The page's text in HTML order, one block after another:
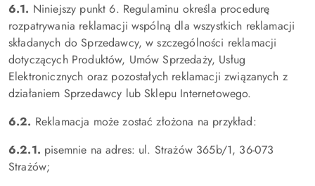
6.1. Niniejszy punkt 6. Regulaminu określa procedurę
rozpatrywania reklamacji wspólną dla wszystkich reklamacji
składanych do Sprzedawcy, w szczególności reklamacji
dotyczących Produktów, Umów Sprzedaży, Usług
Elektronicznych oraz pozostałych reklamacji związanych z
działaniem Sprzedawcy lub Sklepu Internetowego.
6.2. Reklamacja może zostać złożona na przykład:
6.2.1. pisemnie na adres: ul. Strażów 365b/1, 36-073
Strażów;